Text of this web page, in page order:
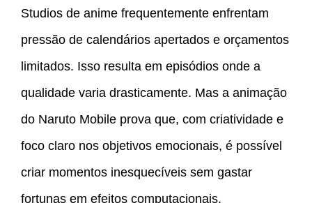
Studios de anime frequentemente enfrentam
pressão de calendários apertados e orçamentos
limitados. Isso resulta em episódios onde a
qualidade varia drasticamente. Mas a animação
do Naruto Mobile prova que, com criatividade e
foco claro nos objetivos emocionais, é possível
criar momentos inesquecíveis sem gastar
fortunas em efeitos computacionais.